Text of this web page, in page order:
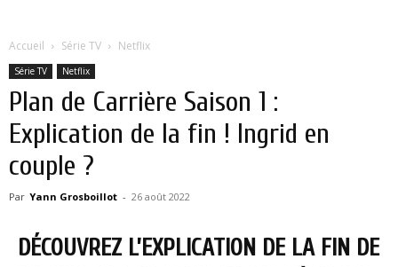
Accueil Série TV Netflix
Série TV Netflix
Plan de Carrière Saison 1 :
Explication de la fin ! Ingrid en
couple ?
Par Yann Grosboillot - 26 août 2022
DÉCOUVREZ L’EXPLICATION DE LA FIN DE